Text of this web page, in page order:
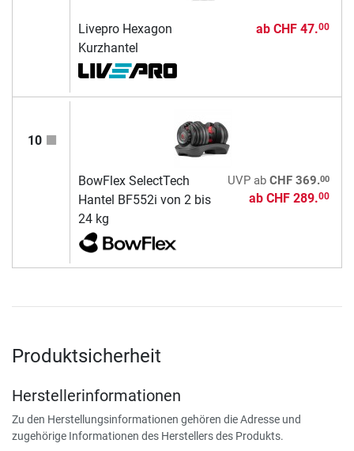
Livepro Hexagon
Kurzhantel
ab CHF 47.00
10
BowFlex SelectTech
Hantel BF552i von 2 bis
24 kg
UVPab CHF 369.00
ab CHF 289.00
Produktsicherheit
Herstellerinformationen
Zu den Herstellungsinformationen gehören die Adresse und
zugehörige Informationen des Herstellers des Produkts.